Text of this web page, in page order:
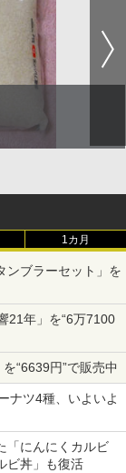
1カ月
ンブラーセット」を
21年」を“6万7100
“6639円”で販売中
ナツ4種、いよいよ
「にんにくカルビ
ビ丼」も復活